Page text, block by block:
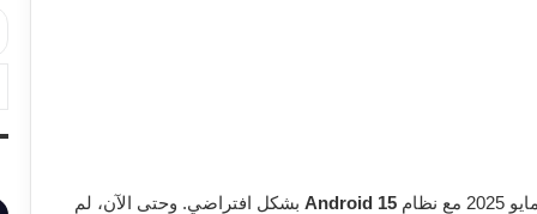
مع نظام Android 15 بشكل افتراضي. وحتى الآن، لم